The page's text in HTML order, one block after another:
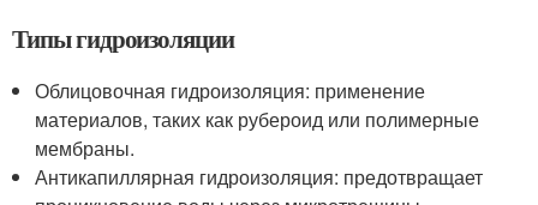
Типы гидроизоляции
Облицовочная гидроизоляция: применение
материалов, таких как рубероид или полимерные
мембраны.
Антикапиллярная гидроизоляция: предотвращает